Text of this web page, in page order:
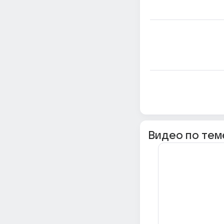
Видео по